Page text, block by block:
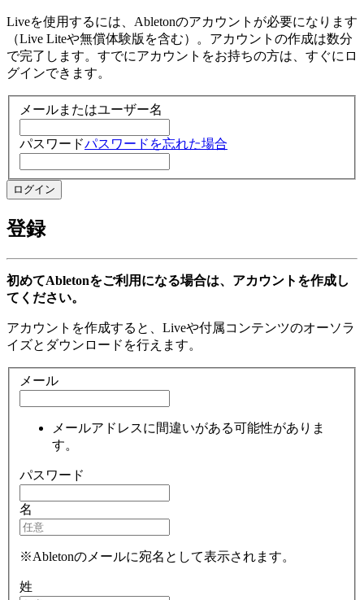
Liveを使用するには、Abletonのアカウントが必要になります
（Live Liteや無償体験版を含む）。アカウントの作成は数分
で完了します。すでにアカウントをお持ちの方は、すぐにロ
グインできます。
メールまたはユーザー名
パスワードパスワードを忘れた場合
登録
初めてAbletonをご利用になる場合は、アカウントを作成し
てください。
アカウントを作成すると、Liveや付属コンテンツのオーソラ
イズとダウンロードを行えます。
メール
メールアドレスに間違いがある可能性がありま
す。
パスワード
名
※Abletonのメールに宛名として表示されます。
姓